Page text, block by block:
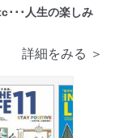
･･･人生の楽しみ
詳細をみる ＞